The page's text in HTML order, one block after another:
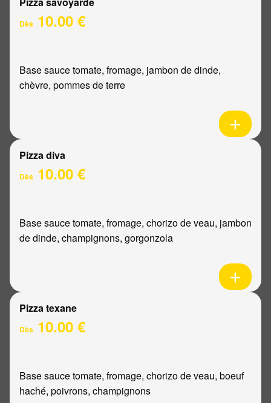
Dès 10.00 €
Base sauce tomate, fromage, jambon de dinde,
chèvre, pommes de terre
Pizza diva
Dès 10.00 €
Base sauce tomate, fromage, chorizo de veau, jambon
de dinde, champignons, gorgonzola
Pizza texane
Dès 10.00 €
Base sauce tomate, fromage, chorizo de veau, boeuf
haché, poivrons, champignons